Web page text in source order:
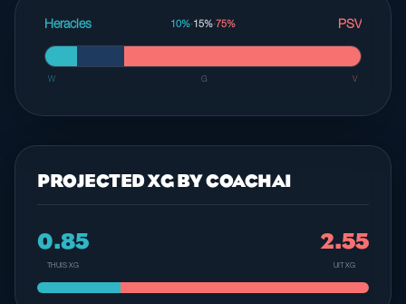
Heracles 10%·15%·75% PSV
W G V
PROJECTED XG BY COACHAI
0.85
THUIS XG
2.55
UIT XG